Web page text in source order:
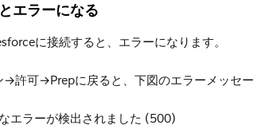
エラーになる
に接続すると、エラーになります。
許可→Prepに戻ると、下図のエラーメッセー
エラーが検出されました (500)